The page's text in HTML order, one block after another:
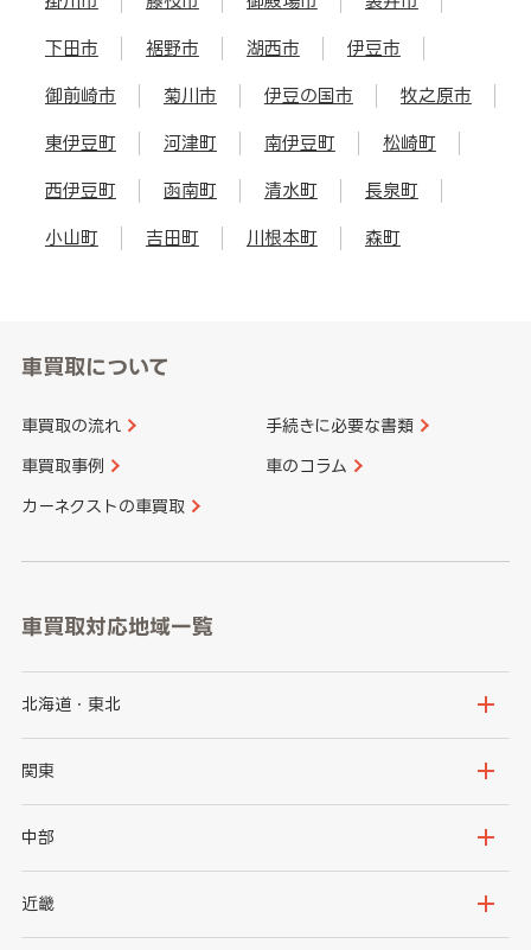
下田市 裾野市 湖西市 伊豆市
御前崎市 菊川市 伊豆の国市 牧之原市
東伊豆町 河津町 南伊豆町 松崎町
西伊豆町 函南町 清水町 長泉町
小山町 吉田町 川根本町 森町
車買取について
車買取の流れ 手続きに必要な書類
車買取事例 車のコラム
カーネクストの車買取
車買取対応地域一覧
北海道・東北
北海道
岩手県
秋田県
関東
茨城県
群馬県
中部
新潟県
近畿